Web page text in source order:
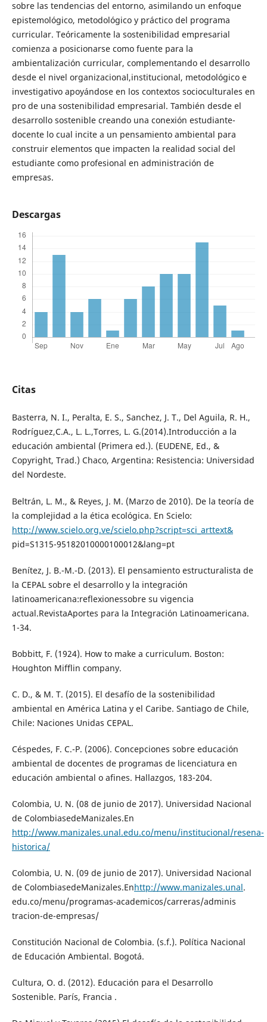
sobre las tendencias del entorno, asimilando un enfoque
epistemológico, metodológico y práctico del programa
curricular. Teóricamente la sostenibilidad empresarial
comienza a posicionarse como fuente para la
ambientalización curricular, complementando el desarrollo
desde el nivel organizacional,institucional, metodológico e
investigativo apoyándose en los contextos socioculturales en
pro de una sostenibilidad empresarial. También desde el
desarrollo sostenible creando una conexión estudiante-
docente lo cual incite a un pensamiento ambiental para
construir elementos que impacten la realidad social del
estudiante como profesional en administración de
empresas.
Descargas
Citas
Basterra, N. I., Peralta, E. S., Sanchez, J. T., Del Aguila, R. H.,
Rodríguez,C.A., L. L.,Torres, L. G.(2014).Introducción a la
educación ambiental (Primera ed.). (EUDENE, Ed., &
Copyright, Trad.) Chaco, Argentina: Resistencia: Universidad
del Nordeste.
Beltrán, L. M., & Reyes, J. M. (Marzo de 2010). De la teoría de
la complejidad a la ética ecológica. En Scielo:
http://www.scielo.org.ve/scielo.php?script=sci_arttext&
pid=S1315-95182010000100012&lang=pt
Benítez, J. B.-M.-D. (2013). El pensamiento estructuralista de
la CEPAL sobre el desarrollo y la integración
latinoamericana:reflexionessobre su vigencia
actual.RevistaAportes para la Integración Latinoamericana.
1-34.
Bobbitt, F. (1924). How to make a curriculum. Boston:
Houghton Mifflin company.
C. D., & M. T. (2015). El desafío de la sostenibilidad
ambiental en América Latina y el Caribe. Santiago de Chile,
Chile: Naciones Unidas CEPAL.
Céspedes, F. C.-P. (2006). Concepciones sobre educación
ambiental de docentes de programas de licenciatura en
educación ambiental o afines. Hallazgos, 183-204.
Colombia, U. N. (08 de junio de 2017). Universidad Nacional
de ColombiasedeManizales.En
http://www.manizales.unal.edu.co/menu/institucional/resena-
historica/
Colombia, U. N. (09 de junio de 2017). Universidad Nacional
de ColombiasedeManizales.Enhttp://www.manizales.unal.
edu.co/menu/programas-academicos/carreras/adminis
tracion-de-empresas/
Constitución Nacional de Colombia. (s.f.). Política Nacional
de Educación Ambiental. Bogotá.
Cultura, O. d. (2012). Educación para el Desarrollo
Sostenible. París, Francia .